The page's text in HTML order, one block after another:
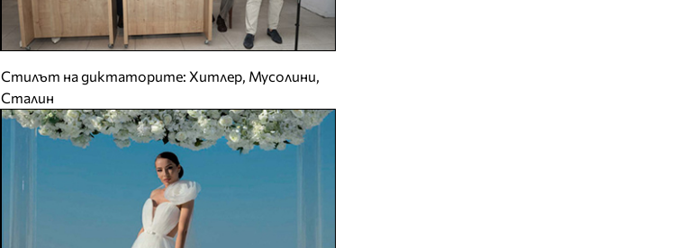
Стилът на диктаторите: Хитлер, Мусолини,
Сталин